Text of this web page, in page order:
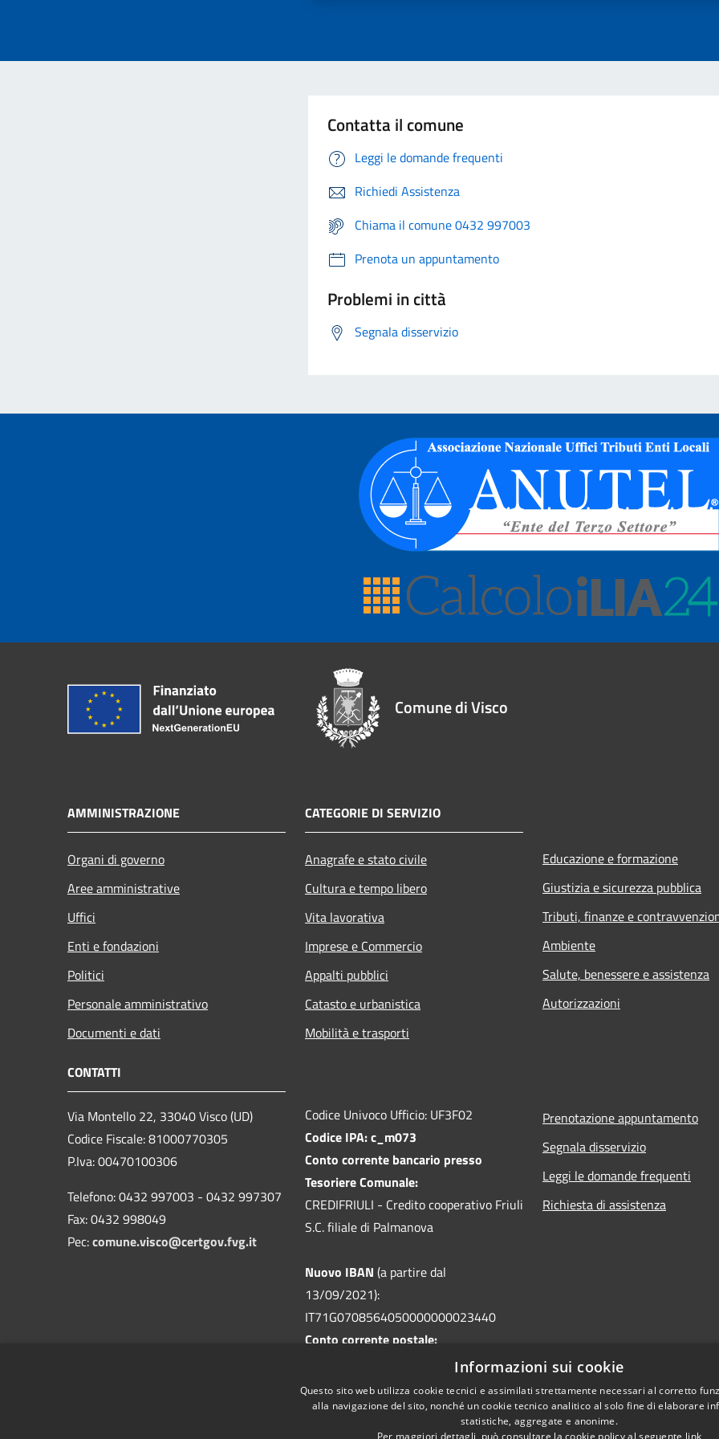
Contatta il comune
Leggi le domande frequenti
Richiedi Assistenza
Chiama il comune 0432 997003
Prenota un appuntamento
Problemi in città
Segnala disservizio
Comune di Visco
AMMINISTRAZIONE
Organi di governo
Aree amministrative
Uffici
Enti e fondazioni
Politici
Personale amministrativo
Documenti e dati
CATEGORIE DI SERVIZIO
Anagrafe e stato civile
Cultura e tempo libero
Vita lavorativa
Imprese e Commercio
Appalti pubblici
Catasto e urbanistica
Mobilità e trasporti
Educazione e formazione
Giustizia e sicurezza pubblica
Tributi, finanze e
Ambiente
Salute, benessere e assistenza
Autorizzazioni
CONTATTI
Via Montello 22, 33040 Visco (UD)
Codice Fiscale: 81000770305
P.Iva: 00470100306
Telefono: 0432 997003 - 0432 997307
Fax: 0432 998049
Pec:comune.visco@certgov.fvg.it
Codice Univoco Ufficio: UF3F02
Codice IPA: c_m073
Conto corrente bancario presso
Tesoriere Comunale:
CREDIFRIULI - Credito cooperativo Friuli
S.C. filiale di Palmanova
Nuovo IBAN (a partire dal
13/09/2021):
IT71G0708564050000000023440
Conto corrente postale:
Comune di Visco - Servizio Tesoreria
Prenotazione appuntamento
Segnala disservizio
Leggi le domande frequenti
Richiesta di assistenza
Informazioni sui cookie
Questo sito web utilizza cookie tecnici e assimilati strettamente necessari al corretto
alla navigazione del sito, nonché un cookie tecnico analitico al solo fine di elaborare
statistiche, aggregate e anonime.
Per maggiori dettagli, può consultare la cookie policy al seguente link